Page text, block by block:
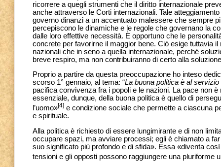
ricorrere a quegli strumenti che il diritto internazionale
anche attraverso le Corti internazionali. Tale
governo dinanzi a un accentuato malessere che sempre
percepiscono le dinamiche e le regole che governano la
dalle loro effettive necessità. È opportuno che le
concrete per favorirne il maggior bene. Ciò esige tuttavia
nazionali che in seno a quella internazionale, perché
breve respiro, ma non contribuiranno di certo alla
Proprio a partire da questa preoccupazione ho inteso
scorso 1° gennaio, al tema: “La buona politica è al servizio
pacifica convivenza fra i popoli e le nazioni. La pace non
essenziale, dunque, della buona politica è quello di
l’uomo»[4] e condizione sociale che permette a ciascuna
e spirituale.
Alla politica è richiesto di essere lungimirante e di non
occupare spazi, ma avviare processi; egli è chiamato a
suo significato più profondo e di sfida». Essa «diventa
tensioni e gli opposti possono raggiungere una pluriforme